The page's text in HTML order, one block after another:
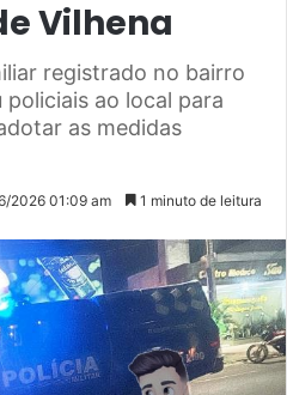
Vilhena
registrado no bairro
ao local para
as medidas
2026 01:09 am 1 minuto de leitura